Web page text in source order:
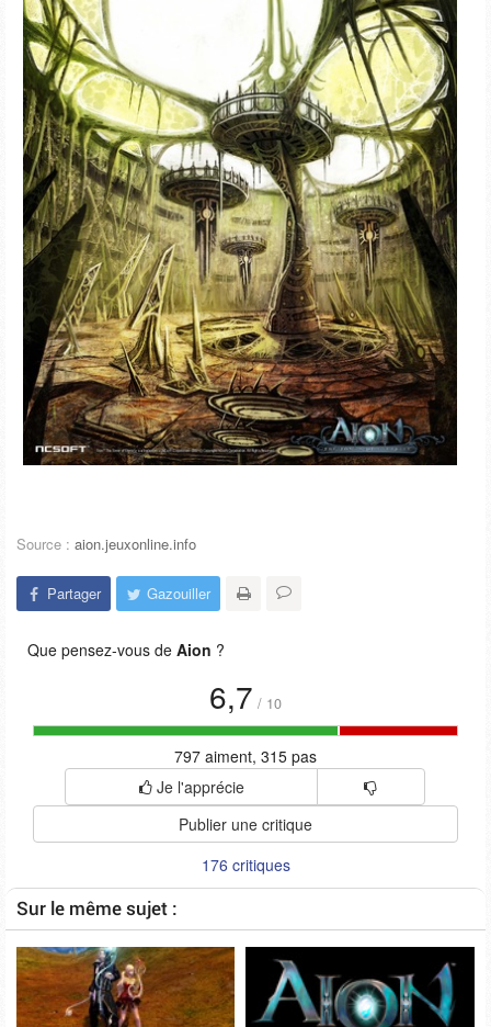
Source : aion.jeuxonline.info
Partager Gazouiller
Que pensez-vous de Aion ?
6,7 / 10
797 aiment, 315 pas
Je l'apprécie
Publier une critique
176 critiques
Sur le même sujet :